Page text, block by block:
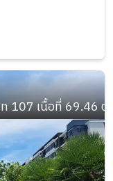
107 เนื้อที่ 69.46